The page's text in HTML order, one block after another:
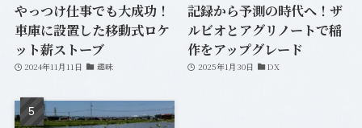
やっつけ仕事でも大成功！
車庫に設置した移動式ロケ
ット薪ストーブ
2024年11月11日 趣味
記録から予測の時代へ！ザ
ルビオとアグリノートで稲
作をアップグレード
2025年1月30日 DX